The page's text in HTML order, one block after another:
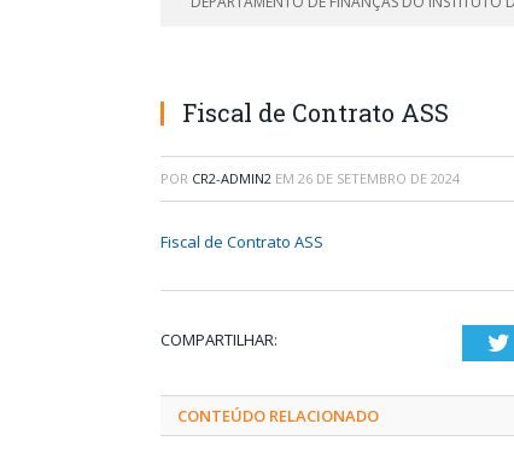
Fiscal de Contrato ASS
POR CR2-ADMIN2 EM 26 DE SETEMBRO DE 2024
Fiscal de Contrato ASS
COMPARTILHAR:
CONTEÚDO RELACIONADO